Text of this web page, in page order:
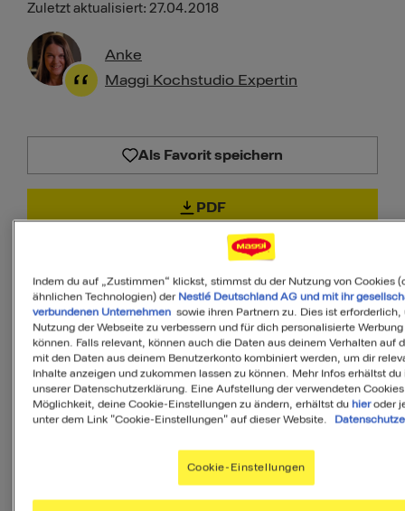
Zuletzt aktualisiert: 27.04.2018
Anke
Maggi Kochstudio Expertin
Als Favorit speichern
PDF
50
von 100
Ist diese Mahlzeit
Indem du auf „Zustimmen“ klickst, stimmst du der Nutzung von Cookies
ähnlichen Technologien) der Nestlé Deutschland AG und mit ihr
verbundenen Unternehmensowie ihren Partnern zu. Dies ist erforderlich,
Nutzung der Webseite zu verbessern und für dich personalisierte
können. Falls relevant, können auch die Daten aus deinem Verhalten auf
mit den Daten aus deinem Benutzerkonto kombiniert werden, um dir
Inhalte anzeigen und zukommen lassen zu können. Mehr Infos erhältst du
unserer Datenschutzerklärung. Eine Aufstellung der verwendeten
Möglichkeit, deine Cookie-Einstellungen zu ändern, erhältst du hieroder
unter dem Link "Cookie-Einstellungen" auf dieser Website.
Cookie-Einstellungen